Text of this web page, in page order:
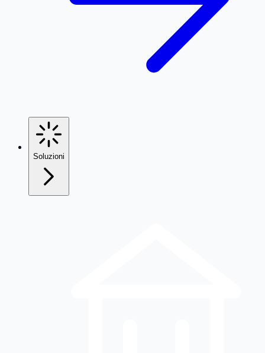
Soluzioni